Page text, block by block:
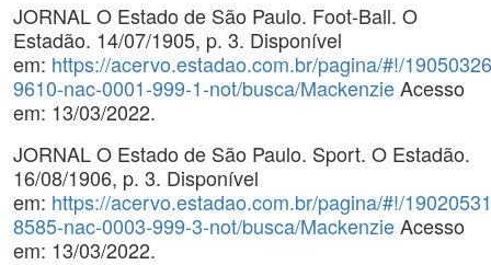
JORNAL O Estado de São Paulo. Foot-Ball. O
Estadão. 14/07/1905, p. 3. Disponível
em: https://acervo.estadao.com.br/pagina/#!/
9610-nac-0001-999-1-not/busca/MackenzieAcesso
em: 13/03/2022.
JORNAL O Estado de São Paulo. Sport. O Estadão.
16/08/1906, p. 3. Disponível
em: https://acervo.estadao.com.br/pagina/#!/
8585-nac-0003-999-3-not/busca/MackenzieAcesso
em: 13/03/2022.